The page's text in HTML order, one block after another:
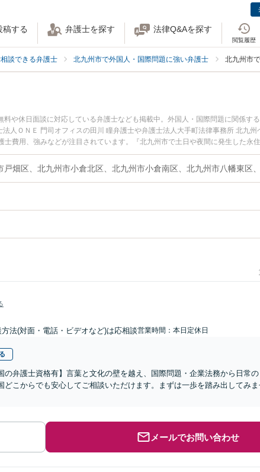
稿する 弁護士を探す 法律Q&Aを探す
閲覧履歴
談できる弁護士 北九州市で外国人・国際問題に強い弁護士 北九州市
や休日面談に対応している弁護士なども掲載中。外国人・国際問題に関係す
人ＯＮＥ 門司オフィスの田川 瞳弁護士や弁護士法人大手町法律事務所 北九州
費用、強みなどが注目されています。『北九州市で土日や夜間に発生した永
を検索したい』『初回相談無料で永住権を法律相談できる北九州市内の弁護
方法(対面・電話・ビデオなど)は応相談営業時間：本日定休日
の弁護士資格有】言葉と文化の壁を越え、国際問題・企業法務から日常
どこからでも安心してご相談いただけます。まずは一歩を踏み出してみ
メールでお問い合わせ